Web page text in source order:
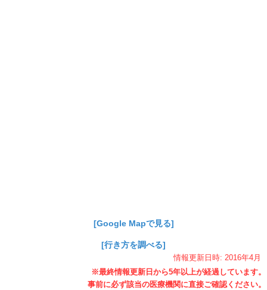
[Google Mapで見る]
[行き方を調べる]
情報更新日時: 2016年4月